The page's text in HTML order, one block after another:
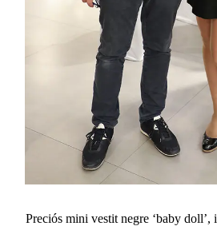
Preciós mini vestit negre ‘babydoll’, i